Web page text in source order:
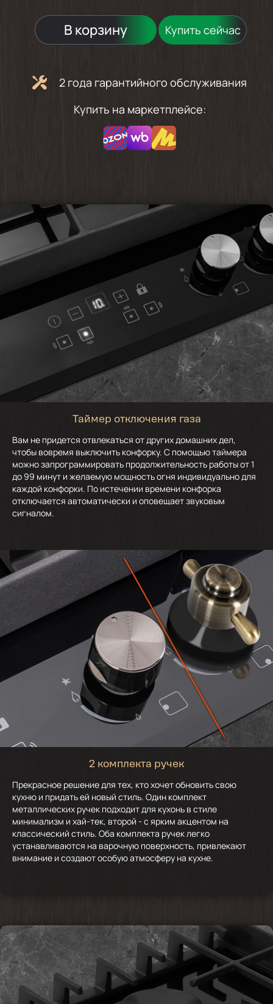
В корзину Купить сейчас
2 года гарантийного обслуживания
Купить на маркетплейсе:
Таймер отключения газа
Вам не придется отвлекаться от других домашних дел,
чтобы вовремя выключить конфорку. С помощью таймера
можно запрограммировать продолжительность работы от 1
до 99 минут и желаемую мощность огня индивидуально для
каждой конфорки. По истечении времени конфорка
отключается автоматически и оповещает звуковым
сигналом.
2 комплекта ручек
Прекрасное решение для тех, кто хочет обновить свою
кухню и придать ей новый стиль. Один комплект
металлических ручек подходит для кухонь в стиле
минимализм и хай-тек, второй - с ярким акцентом на
классический стиль. Оба комплекта ручек легко
устанавливаются на варочную поверхность, привлекают
внимание и создают особую атмосферу на кухне.